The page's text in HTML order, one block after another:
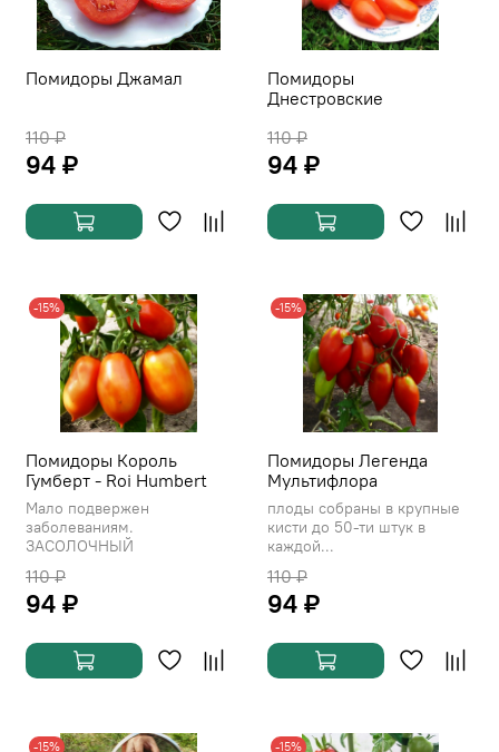
Помидоры Джамал
110 ₽
94 ₽
Помидоры
Днестровские
110 ₽
94 ₽
-15%
Помидоры Король
Гумберт - Roi Humbert
Мало подвержен
заболеваниям.
ЗАСОЛОЧНЫЙ
110 ₽
94 ₽
-15%
Помидоры Легенда
Мультифлора
плоды собраны в крупные
кисти до 50-ти штук в
каждой...
110 ₽
94 ₽
-15% -15%